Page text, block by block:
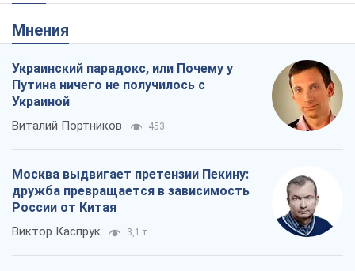
Мнения
Украинский парадокс, или Почему у
Путина ничего не получилось с
Украиной
Виталий Портников 453
Москва выдвигает претензии Пекину:
дружба превращается в зависимость
России от Китая
Виктор Каспрук 3,1 т.